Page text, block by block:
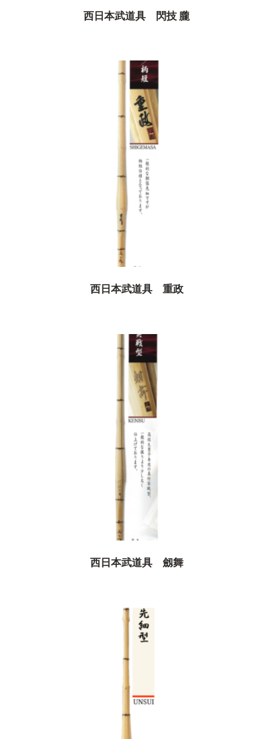
西日本武道具 閃技 朧
西日本武道具 重政
西日本武道具 劔舞